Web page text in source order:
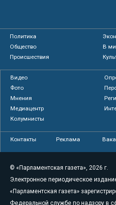
Политика
Общество
В
Происшествия
Видео
Фото
Мнения
Медиацентр
Колумнисты
Контакты Реклама
© «Парламентская газета», 2026 г.
Электронное периодическое
«Парламентская газета»
Федеральной службе по надзору в